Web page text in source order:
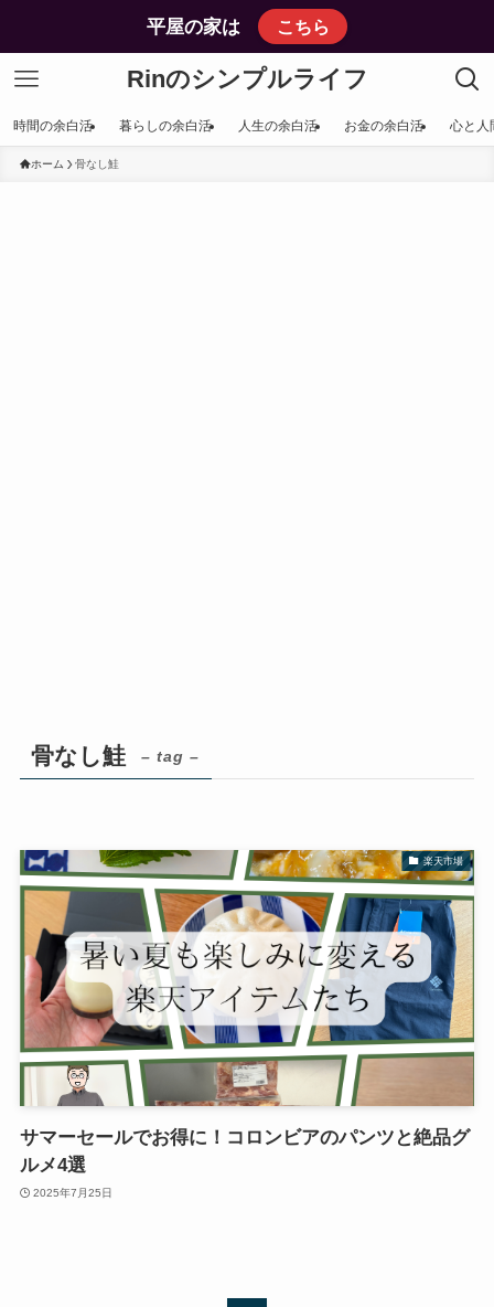
平屋の家は こちら
Rinのシンプルライフ
時間の余白活 暮らしの余白活 人生の余白活 お金の余白活 心と人
ホーム 骨なし鮭
骨なし鮭 – tag –
楽天市場
サマーセールでお得に！コロンビアのパンツと絶品グ
ルメ4選
2025年7月25日